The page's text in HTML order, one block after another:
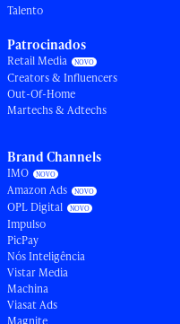
Talento
Patrocinados
Retail Media
Creators & Influencers
Out-Of-Home
Martechs & Adtechs
Brand Channels
IMO
Amazon Ads
OPL Digital
Impulso
PicPay
Nós Inteligência
Vistar Media
Machina
Viasat Ads